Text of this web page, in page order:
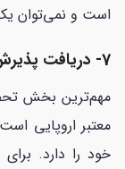
است و نمی‌توان
7- دریافت پذیرش از یک دانشگاه معتبر اروپایی
مهم‌ترین بخش
معتبر اروپایی
خود را دارد.